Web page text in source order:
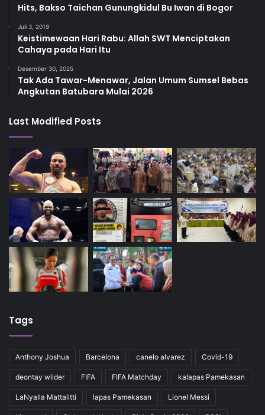
Hits, Bakso Taichan Gunungkidul Bu Iwan di Bogor
Juli 3, 2019
Keistimewaan Hari Rabu: Allah SWT Menciptakan
Cahaya pada Hari Itu
Desember 30, 2025
Tak Ada Tawar-Menawar, Jalan Umum Sumsel Bebas
Angkutan Batubara Mulai 2026
Last Modified Posts
Tags
Anthony Joshua Barcelona canelo alvarez Covid-19
deontay wilder FIFA FIFA Matchday kalapas Pamekasan
LaNyalla Mattalitti lapas Pamekasan Lionel Messi